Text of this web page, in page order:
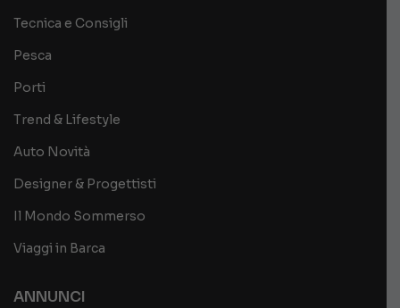
Tecnica e Consigli
Pesca
Porti
Trend & Lifestyle
Auto Novità
Designer & Progettisti
Il Mondo Sommerso
Viaggi in Barca
ANNUNCI